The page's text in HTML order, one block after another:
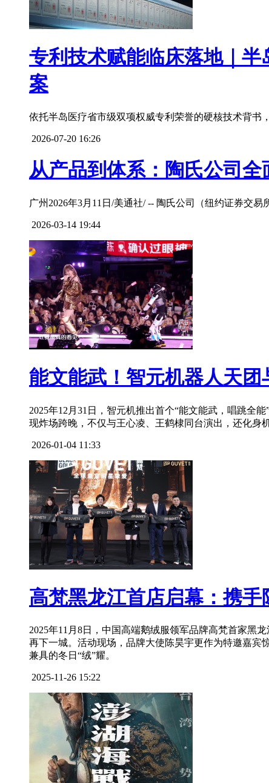
专利技术赋能临床落地｜
案
依托半岛医疗省市级双项权威专利荣誉的硬核技术背
2026-07-20 16:26
从产品到体系：陶氏公司
广州2026年3月11日/美通社/ -- 陶氏公司（纽约证券交
2026-03-14 19:44
能文能武！智元机器人天
2025年12月31日，智元机推出首个“能文能武，唱跳全
现炸场跨晚，不仅与王心凌、王鹤棣同台演出，还化身
2026-01-04 11:33
高梵黑龙江首店启幕：携
2025年11月8日，中国高端鹅绒服领军品牌高梵首家黑
再下一城。活动现场，品牌大使陈昊宇更作为特邀嘉宾
兼具的冬日“绒”耀。
2025-11-26 15:22